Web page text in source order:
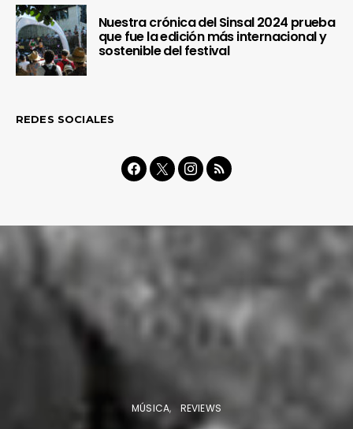
Nuestra crónica del Sinsal 2024 prueba
que fue la edición más internacional y
sostenible del festival
REDES SOCIALES
MÚSICA REVIEWS